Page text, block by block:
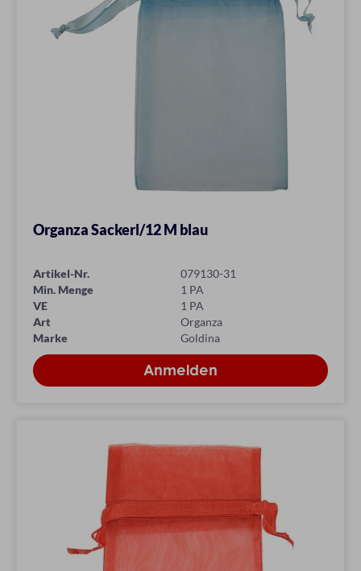
Organza Sackerl/12 M blau
Artikel-Nr.
079130-31
Min. Menge
1 PA
VE
1 PA
Art
Organza
Marke
Goldina